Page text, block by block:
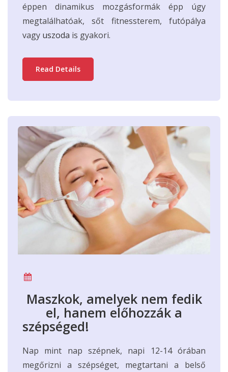
éppen dinamikus mozgásformák épp úgy
megtalálhatóak, sőt fitnessterem, futópálya
vagy uszoda is gyakori.
Read Details
Maszkok, amelyek nem fedik
el, hanem előhozzák a
szépséged!
Nap mint nap szépnek, napi 12-14 órában
megőrizni a szépséget, megtartani a belső